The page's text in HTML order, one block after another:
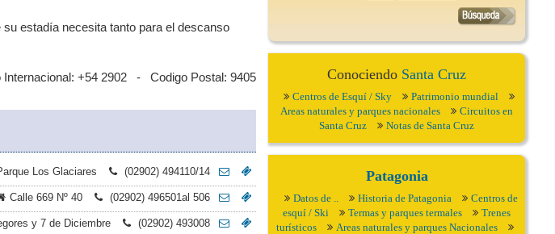
estadía necesita tanto para el descanso
+54 2902 - Codigo Postal: 9405
Los Glaciares (02902) 494110/14
Calle 669 Nº 40 (02902) 496501al 506
y 7 de Diciembre (02902) 493008
Conociendo Santa Cruz
Centros de Esquí / Sky
Patrimonio mundial
Areas naturales y parques nacionales
Circuitos en
Santa Cruz
Notas de Santa Cruz
Patagonia
Datos de .. Historia de Patagonia
Centros de
esquí / Ski
Termas y parques termales
Trenes
turísticos
Areas naturales y parques Nacionales